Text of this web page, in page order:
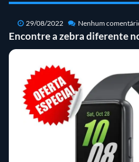
29/08/2022 Nenhum
Encontre a zebra diferente